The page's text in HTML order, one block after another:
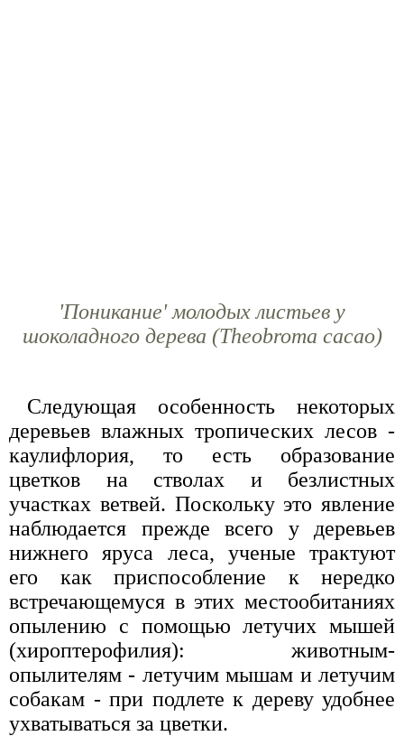
'Поникание' молодых листьев у
шоколадного дерева (Theobroma cacao)
Следующая особенность некоторых
деревьев влажных тропических лесов -
каулифлория, то есть образование
цветков на стволах и безлистных
участках ветвей. Поскольку это явление
наблюдается прежде всего у деревьев
нижнего яруса леса, ученые трактуют
его как приспособление к нередко
встречающемуся в этих местообитаниях
опылению с помощью летучих мышей
(хироптерофилия): животным-
опылителям - летучим мышам и летучим
собакам - при подлете к дереву удобнее
ухватываться за цветки.